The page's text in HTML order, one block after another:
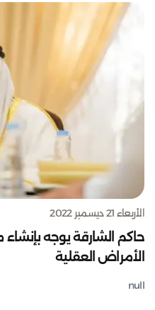
الأربعاء 21 ديسمبر 2022
حاكم الشارقة يوجه
الأمراض العقلية
null